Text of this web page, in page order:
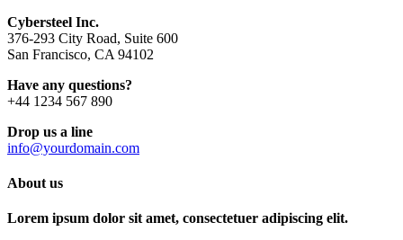
Cybersteel Inc.
376-293 City Road, Suite 600
San Francisco, CA 94102
Have any questions?
+44 1234 567 890
Drop us a line
info@yourdomain.com
About us
Lorem ipsum dolor sit amet, consectetuer adipiscing elit.